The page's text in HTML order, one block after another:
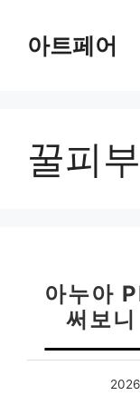
아트페어
꿀피
아누아
써보